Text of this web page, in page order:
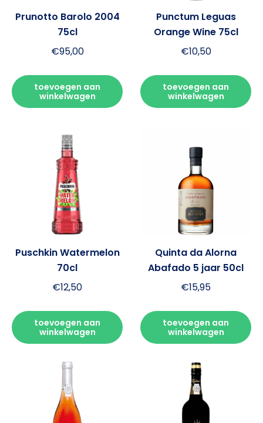
Prunotto Barolo 2004
75cl
€95,00
toevoegen aan
winkelwagen
Punctum Leguas
Orange Wine 75cl
€10,50
toevoegen aan
winkelwagen
Puschkin Watermelon
70cl
€12,50
toevoegen aan
winkelwagen
Quinta da Alorna
Abafado 5 jaar 50cl
€15,95
toevoegen aan
winkelwagen